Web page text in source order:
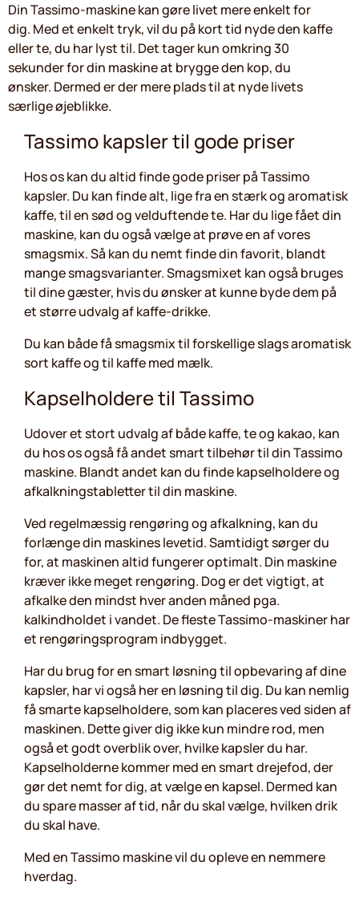
Din Tassimo-maskine kan gøre livet mere enkelt for
dig. Med et enkelt tryk, vil du på kort tid nyde den kaffe
eller te, du har lyst til. Det tager kun omkring 30
sekunder for din maskine at brygge den kop, du
ønsker. Dermed er der mere plads til at nyde livets
særlige øjeblikke.
Tassimo kapsler til gode priser
Hos os kan du altid finde gode priser på Tassimo
kapsler. Du kan finde alt, lige fra en stærk og aromatisk
kaffe, til en sød og velduftende te. Har du lige fået din
maskine, kan du også vælge at prøve en af vores
smagsmix. Så kan du nemt finde din favorit, blandt
mange smagsvarianter. Smagsmixet kan også bruges
til dine gæster, hvis du ønsker at kunne byde dem på
et større udvalg af kaffe-drikke.
Du kan både få smagsmix til forskellige slags aromatisk
sort kaffe og til kaffe med mælk.
Kapselholdere til Tassimo
Udover et stort udvalg af både kaffe, te og kakao, kan
du hos os også få andet smart tilbehør til din Tassimo
maskine. Blandt andet kan du finde kapselholdere og
afkalkningstabletter til din maskine.
Ved regelmæssig rengøring og afkalkning, kan du
forlænge din maskines levetid. Samtidigt sørger du
for, at maskinen altid fungerer optimalt. Din maskine
kræver ikke meget rengøring. Dog er det vigtigt, at
afkalke den mindst hver anden måned pga.
kalkindholdet i vandet. De fleste Tassimo-maskiner har
et rengøringsprogram indbygget.
Har du brug for en smart løsning til opbevaring af dine
kapsler, har vi også her en løsning til dig. Du kan nemlig
få smarte kapselholdere, som kan placeres ved siden af
maskinen. Dette giver dig ikke kun mindre rod, men
også et godt overblik over, hvilke kapsler du har.
Kapselholderne kommer med en smart drejefod, der
gør det nemt for dig, at vælge en kapsel. Dermed kan
du spare masser af tid, når du skal vælge, hvilken drik
du skal have.
Med en Tassimo maskine vil du opleve en nemmere
hverdag.